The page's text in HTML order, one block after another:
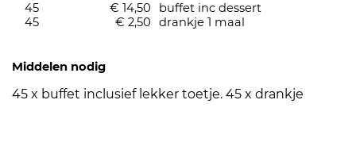
45
€ 14,50
buffet inc dessert
45
€ 2,50 drankje 1 maal
Middelen nodig
45 x buffet inclusief lekker toetje. 45 x drankje